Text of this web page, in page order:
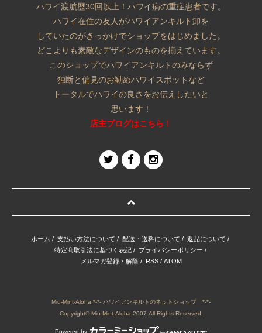
ハワイ渡航歴30回以上！ハワイ病の重症患者です。
ハワイ在住の友人がハワイアンキルト卸を
していたのがきっかけでショップをはじめました。
どこよりも素敵なデザインのものを揃えています。
このショップでハワイアンキルトのみならず
独断と偏見のお勧めハワイスポットなど
トータルでハワイの良さをお伝えしたいと
思います！
店主ブログはこちら！
ホーム / 支払い方法について / 配送・送料について / 返品について /
特定商取引法に基づく表記/ プライバシーポリシー /
メルマガ登録・解除/ RSS/ ATOM
Miu-Mint-Aloha *-*- ハワイアンキルトのネットショップ *-*-
Copyright© Miu-Mint-Aloha 2007.All Rights Reserved.
Powered by